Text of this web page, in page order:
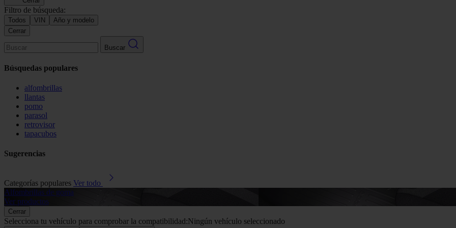
Filtro de búsqueda:
Todos VIN
Año y modelo
Cerrar
Buscar
Búsquedas populares
alfombrillas
llantas
pomo
parasol
retrovisor
tapacubos
Sugerencias
Categorías populares Ver todo
Alfombrillas de goma
Ver productos
Cerrar
Selecciona tu vehículo para comprobar la compatibilidad:Ningún vehículo seleccionado